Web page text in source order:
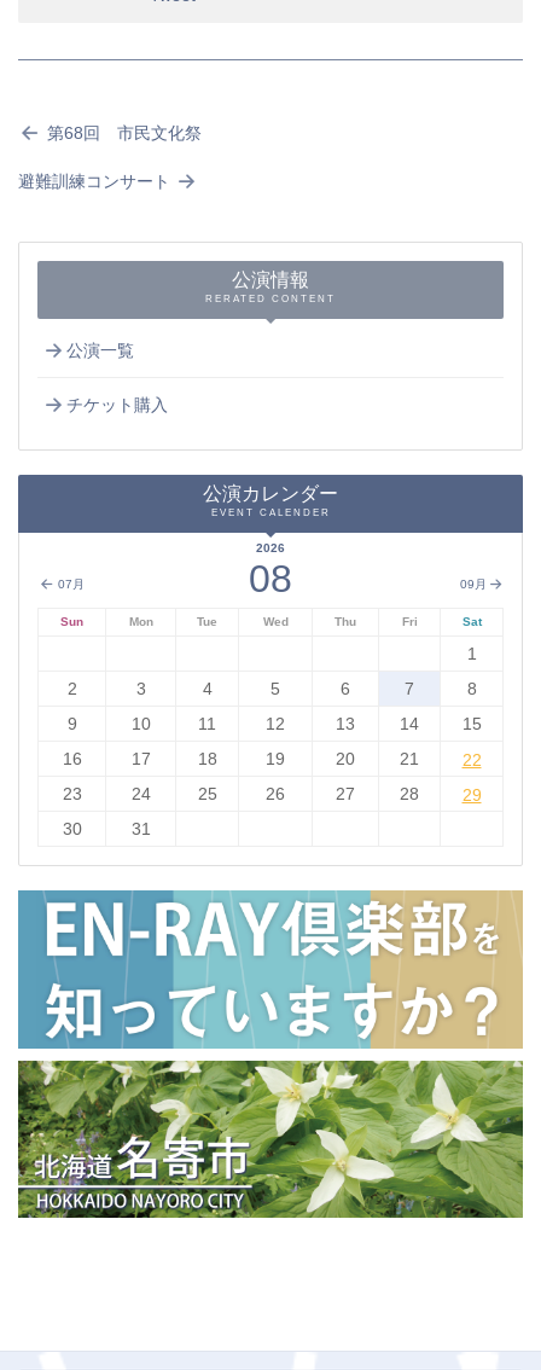
第68回 市民文化祭
避難訓練コンサート
公演情報
RERATED CONTENT
公演一覧
チケット購入
公演カレンダー
EVENT CALENDER
07月 09月
2026
08
Sun Mon Tue Wed Thu Fri Sat
1
2
3 4 5 6 7
8
9
10 11 12 13 14
15
16
17 18 19 20 21 22
22
23
24 25 26 27 28 29
29
30
31